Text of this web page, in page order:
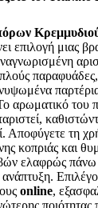
επιλογή μιας
αρωματικό του
Αποφύγετε τη
κοπριάς και
ελαφρώς πάνω
online,